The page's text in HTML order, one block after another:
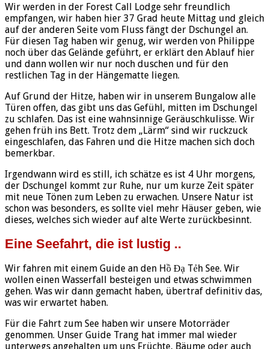
Wir werden in der Forest Call Lodge sehr freundlich
empfangen, wir haben hier 37 Grad heute Mittag und gleich
auf der anderen Seite vom Fluss fängt der Dschungel an.
Für diesen Tag haben wir genug, wir werden von Philippe
noch über das Gelände geführt, er erklärt den Ablauf hier
und dann wollen wir nur noch duschen und für den
restlichen Tag in der Hängematte liegen.
Auf Grund der Hitze, haben wir in unserem Bungalow alle
Türen offen, das gibt uns das Gefühl, mitten im Dschungel
zu schlafen. Das ist eine wahnsinnige Geräuschkulisse. Wir
gehen früh ins Bett. Trotz dem „Lärm“ sind wir ruckzuck
eingeschlafen, das Fahren und die Hitze machen sich doch
bemerkbar.
Irgendwann wird es still, ich schätze es ist 4 Uhr morgens,
der Dschungel kommt zur Ruhe, nur um kurze Zeit später
mit neue Tönen zum Leben zu erwachen. Unsere Natur ist
schon was besonders, es sollte viel mehr Häuser geben, wie
dieses, welches sich wieder auf alte Werte zurückbesinnt.
Eine Seefahrt, die ist lustig ..
Wir fahren mit einem Guide an den Hồ Đạ Tẻh See. Wir
wollen einen Wasserfall besteigen und etwas schwimmen
gehen. Was wir dann gemacht haben, übertraf definitiv das,
was wir erwartet haben.
Für die Fahrt zum See haben wir unsere Motorräder
genommen. Unser Guide Trang hat immer mal wieder
unterwegs angehalten um uns Früchte, Bäume oder auch